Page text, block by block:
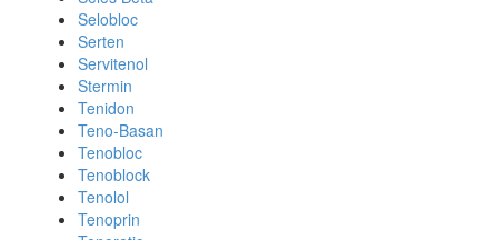
Selobloc
Serten
Servitenol
Stermin
Tenidon
Teno-Basan
Tenobloc
Tenoblock
Tenolol
Tenoprin